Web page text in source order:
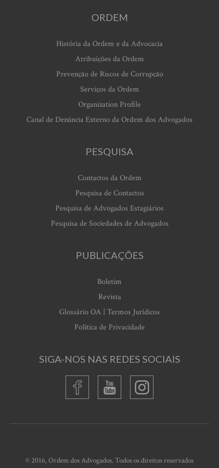
ORDEM
História da Ordem e da Advocacia
Atribuições da Ordem
Prevenção de Riscos de Corrupção
Serviços da Ordem
Organization Profile
Canal de Denúncia Externo da Ordem dos Advogados
PESQUISA
Contactos da Ordem
Pesquisa de Contactos
Pesquisa de Advogados Estagiários
Pesquisa de Sociedades de Advogados
PUBLICAÇÕES
Boletim
Revista
Glossário OA | Termos Jurídicos
Política de Privacidade
SIGA-NOS NAS REDES SOCIAIS
© 2016, Ordem dos Advogados. Todos os direitos reservados